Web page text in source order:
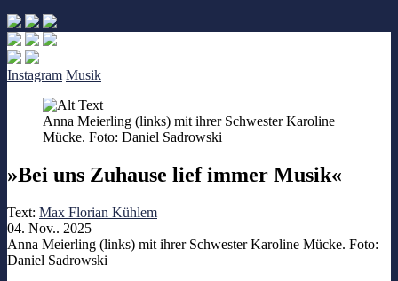
Instagram Musik
Anna Meierling (links) mit ihrer Schwester Karoline
Mücke. Foto: Daniel Sadrowski
»Bei uns Zuhause lief immer Musik«
Text: Max Florian Kühlem
04. Nov.. 2025
Anna Meierling (links) mit ihrer Schwester Karoline Mücke. Foto:
Daniel Sadrowski